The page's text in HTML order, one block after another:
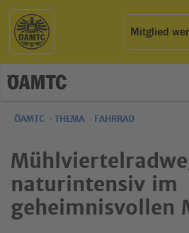
Mitglied
ÖAMTC THEMA FAHRRAD
naturintensiv im
geheimnisvollen